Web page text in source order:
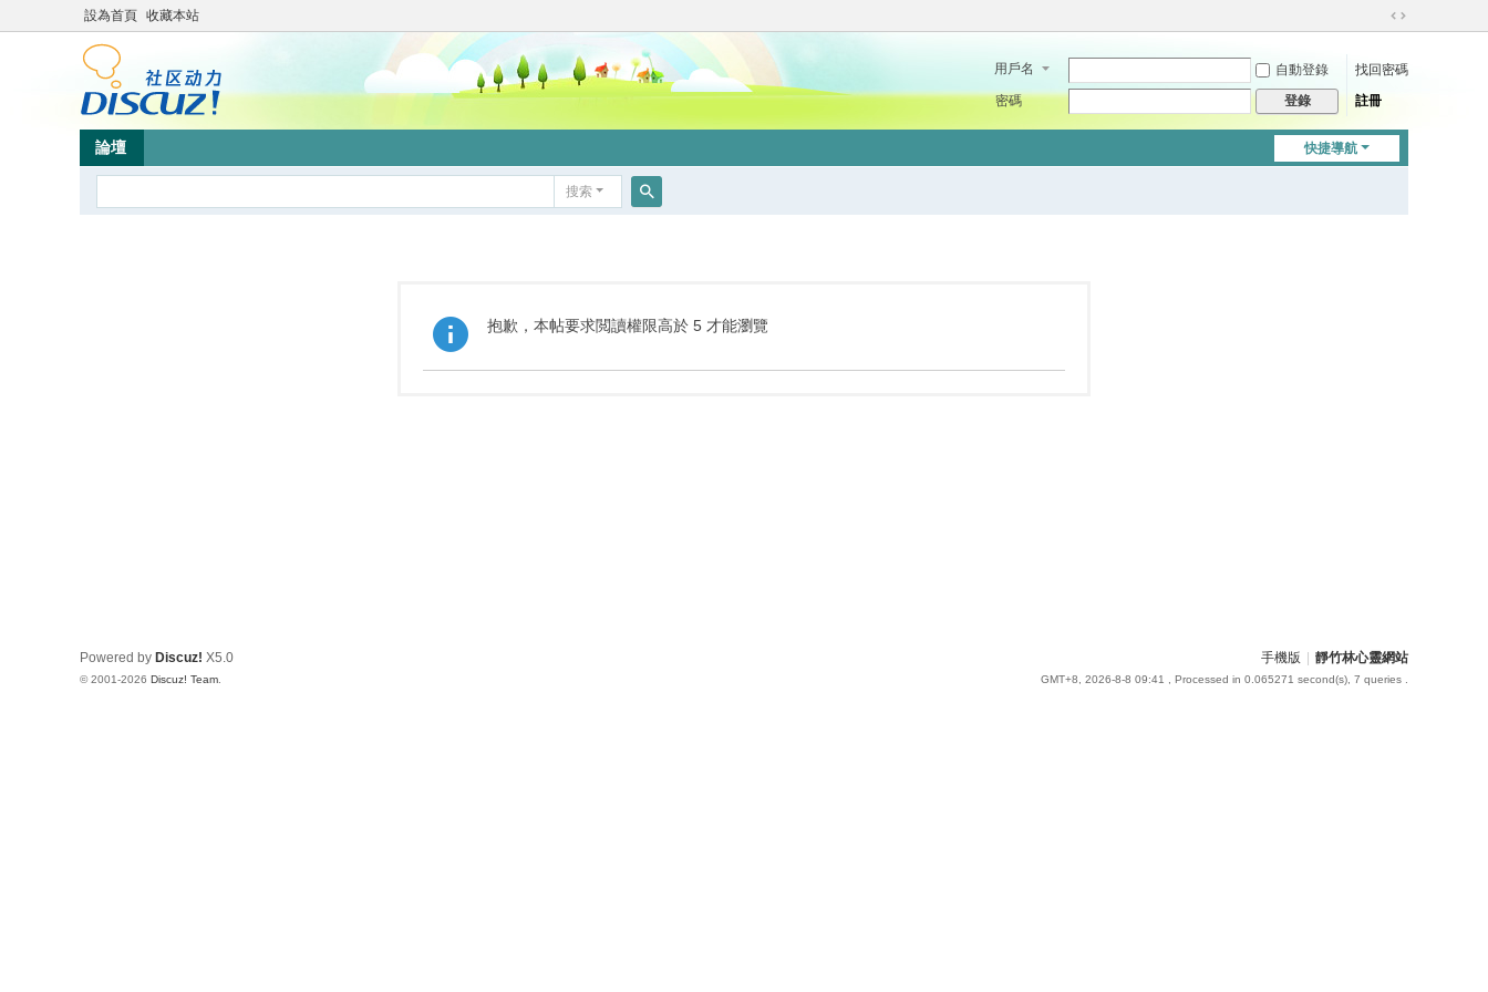
設為首頁 收藏本站
切
到
用戶名 自動登錄
找回密碼
密碼
登錄 註冊
快捷導航
論壇
搜索
抱歉，本帖要求閲讀權限高於 5 才能瀏覽
手機版 靜竹林心靈網站
GMT+8, 2026-8-8 09:41 , Processed in 0.065271 second(s), 7 queries .
Powered by Discuz! X5.0
© 2001-2026 Discuz! Team